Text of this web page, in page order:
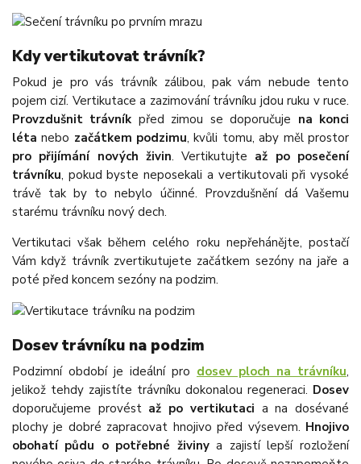
Kdy vertikutovat trávník?
Pokud je pro vás trávník zálibou, pak vám nebude tento
pojem cizí. Vertikutace a zazimování trávníku jdou ruku v ruce.
Provzdušnit trávník před zimou se doporučuje na konci
léta nebo začátkem podzimu, kvůli tomu, aby měl prostor
pro přijímání nových živin. Vertikutujte až po posečení
trávníku, pokud byste neposekali a vertikutovali při vysoké
trávě tak by to nebylo účinné. Provzdušnění dá Vašemu
starému trávníku nový dech.
Vertikutaci však během celého roku nepřehánějte, postačí
Vám když trávník zvertikutujete začátkem sezóny na jaře a
poté před koncem sezóny na podzim.
Dosev trávníku na podzim
Podzimní období je ideální pro dosev ploch na trávníku,
jelikož tehdy zajistíte trávníku dokonalou regeneraci. Dosev
doporučujeme provést až po vertikutaci a na dosévané
plochy je dobré zapracovat hnojivo před výsevem. Hnojivo
obohatí půdu o potřebné živinya zajistí lepší rozložení